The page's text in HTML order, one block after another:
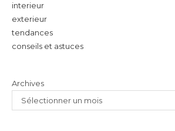
interieur
exterieur
tendances
conseils et astuces
Archives
Sélectionner un mois